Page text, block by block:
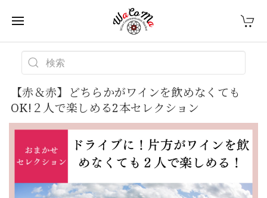
【赤＆赤】どちらかがワインを飲めなくても
OK!２人で楽しめる2本セレクション